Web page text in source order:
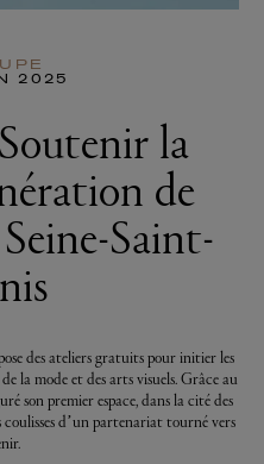
2025
la
de
Saint-
des ateliers gratuits pour initier les
la mode et des arts visuels. Grâce au
son premier espace, dans la cité des
d’un partenariat tourné vers